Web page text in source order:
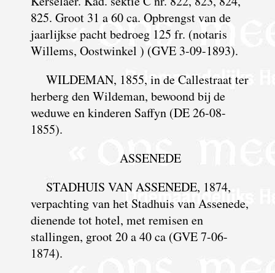
825. Groot 31 a 60 ca. Opbrengst van de
jaarlijkse pacht bedroeg 125 fr. (notaris
Willems, Oostwinkel ) (GVE 3-09-1893).
WILDEMAN, 1855, in de Callestraat ter
herberg den Wildeman, bewoond bij de
weduwe en kinderen Saffyn (DE 26-08-
1855).
ASSENEDE
STADHUIS VAN ASSENEDE, 1874,
verpachting van het Stadhuis van Assenede,
dienende tot hotel, met remisen en
stallingen, groot 20 a 40 ca (GVE 7-06-
1874).